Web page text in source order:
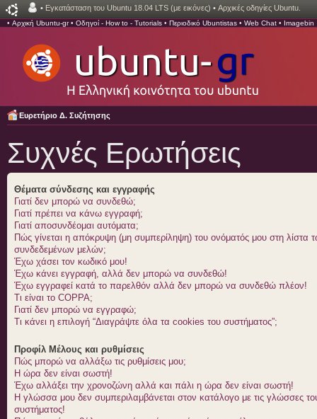
• Εγκατάσταση του Ubuntu 18.04 LTS (με εικόνες) • Αρχικές οδηγίες Ubuntu.
• Αρχική Ubuntu-gr• Οδηγοί - How to - Tutorials • Περιοδικό Ubuntistas • Web Chat • Imagebin
Ευρετήριο Δ. Συζήτησης
Συχνές Ερωτήσεις
Θέματα σύνδεσης και εγγραφής
Γιατί δεν μπορώ να συνδεθώ;
Γιατί πρέπει να κάνω εγγραφή;
Γιατί αποσυνδέομαι αυτόματα;
Πώς γίνεται η απόκρυψη (μη συμπερίληψη) του ονόματός μου στη λίστα
συνδεδεμένων μελών;
Έχω χάσει τον κωδικό μου!
Έχω κάνει εγγραφή, αλλά δεν μπορώ να συνδεθώ!
Έχω εγγραφεί κατά το παρελθόν αλλά δεν μπορώ να συνδεθώ πλέον!
Τι είναι το COPPA;
Γιατί δεν μπορώ να εγγραφώ;
Τι κάνει η επιλογή “Διαγράψτε όλα τα cookies του συστήματος”;
Προφίλ Μέλους και ρυθμίσεις
Πώς μπορώ να αλλάξω τις ρυθμίσεις μου;
Η ώρα δεν είναι σωστή!
Έχω αλλάξει την χρονοζώνη αλλά και πάλι η ώρα δεν είναι σωστή!
Η γλώσσα μου δεν συμπεριλαμβάνεται στον κατάλογο με τις γλώσσες
συστήματος!